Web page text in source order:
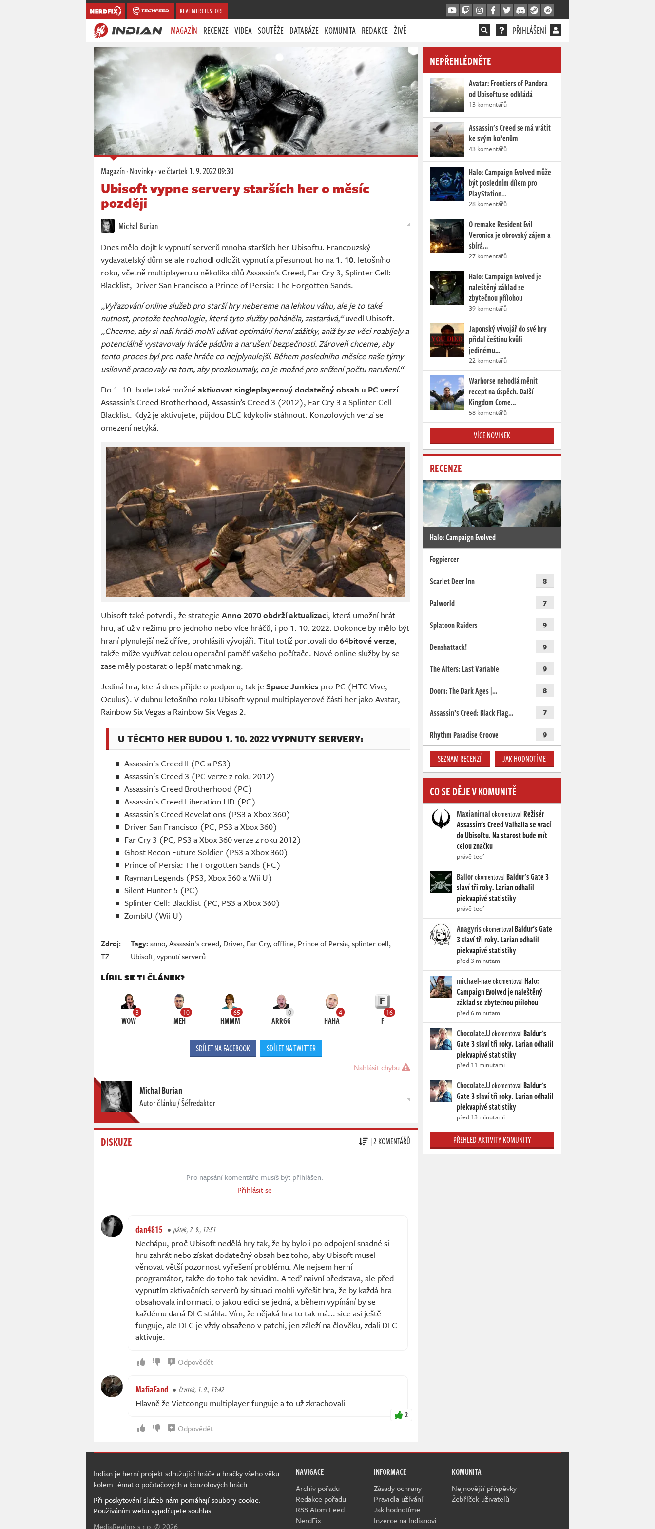
REALMERCH.STORE
MAGAZÍN RECENZE VIDEA SOUTĚŽE DATABÁZE KOMUNITA REDAKCE ŽIVĚ PŘIHLÁŠENÍ
Magazín·Novinky·ve čtvrtek1. 9. 2022 09:30
Ubisoft vypne servery starších her o měsíc
později
Michal Burian
Dnes mělo dojít k vypnutí serverů mnoha starších her Ubisoftu. Francouzský
vydavatelský dům se ale rozhodl odložit vypnutí a přesunout ho na 1. 10. letošního
roku, včetně multiplayeru u několika dílů Assassin’s Creed, Far Cry 3, Splinter Cell:
Blacklist, Driver San Francisco a Prince of Persia: The Forgotten Sands.
„Vyřazování online služeb pro starší hry nebereme na lehkou váhu, ale je to také
nutnost, protože technologie, která tyto služby poháněla, zastarává,“uvedl Ubisoft.
„Chceme, aby si naši hráči mohli užívat optimální herní zážitky, aniž by se věci rozbíjely a
potenciálně vystavovaly hráče pádům a narušení bezpečnosti. Zároveň chceme, aby
tento proces byl pro naše hráče co nejplynulejší. Během posledního měsíce naše týmy
usilovně pracovaly na tom, aby prozkoumaly, co je možné pro snížení počtu narušení.“
Do 1. 10. bude také možné aktivovat singleplayerový dodatečný obsah u PC verzí
Assassin’s Creed Brotherhood, Assassin’s Creed 3 (2012), Far Cry 3 a Splinter Cell
Blacklist. Když je aktivujete, půjdou DLC kdykoliv stáhnout. Konzolových verzí se
omezení netýká.
Ubisoft také potvrdil, že strategie Anno 2070 obdrží aktualizaci, která umožní hrát
hru, ať už v režimu pro jednoho nebo více hráčů, i po 1. 10. 2022. Dokonce by mělo být
hraní plynulejší než dříve, prohlásili vývojáři. Titul totiž portovali do 64bitové verze,
takže může využívat celou operační paměť vašeho počítače. Nové online služby by se
zase měly postarat o lepší matchmaking.
Jediná hra, která dnes přijde o podporu, tak je Space Junkies pro PC (HTC Vive,
Oculus). V dubnu letošního roku Ubisoft vypnul multiplayerové části her jako Avatar,
Rainbow Six Vegas a Rainbow Six Vegas 2.
U TĚCHTO HER BUDOU 1. 10. 2022 VYPNUTY SERVERY:
Assassin's Creed II (PC a PS3)
Assassin's Creed 3 (PC verze z roku 2012)
Assassin's Creed Brotherhood (PC)
Assassin's Creed Liberation HD (PC)
Assassin's Creed Revelations (PS3 a Xbox 360)
Driver San Francisco (PC, PS3 a Xbox 360)
Far Cry 3 (PC, PS3 a Xbox 360 verze z roku 2012)
Ghost Recon Future Soldier (PS3 a Xbox 360)
Prince of Persia: The Forgotten Sands (PC)
Rayman Legends (PS3, Xbox 360 a Wii U)
Silent Hunter 5 (PC)
Splinter Cell: Blacklist (PC, PS3 a Xbox 360)
ZombiU (Wii U)
Zdroj:
TZ
Tagy: anno,Assassin's creed, Driver, Far Cry,offline, Prince of Persia,splinter cell,
Ubisoft,vypnutí serverů
LÍBIL SE TI ČLÁNEK?
3
WOW
10
MEH
65
HMMM
0
ARRGG
4
HAHA
16
F
SDÍLET NA FACEBOOK SDÍLET NA TWITTER
Nahlásit chybu
Michal Burian
Autor článku / Šéfredaktor
DISKUZE | 2 KOMENTÁŘŮ
Pro napsání komentáře musíš být přihlášen.
Přihlásit se
dan4815 pátek, 2. 9., 12:51
Nechápu, proč Ubisoft nedělá hry tak, že by bylo i po odpojení snadné si
hru zahrát nebo získat dodatečný obsah bez toho, aby Ubisoft musel
věnovat větší pozornost vyřešení problému. Ale nejsem herní
programátor, takže do toho tak nevidím. A teď naivní představa, ale před
vypnutím aktivačních serverů by situaci mohli vyřešit hra, že by každá hra
obsahovala informaci, o jakou edici se jedná, a během vypínání by se
každému daná DLC stáhla. Vím, že nějaká hra to tak má... sice asi ještě
funguje, ale DLC je vždy obsaženo v patchi, jen záleží na člověku, zdali DLC
aktivuje.
Odpovědět
MafiaFand čtvrtek, 1. 9., 13:42
Hlavně že Vietcongu multiplayer funguje a to už zkrachovali
2
Odpovědět
NEPŘEHLÉDNĚTE
Avatar: Frontiers of Pandora
od Ubisoftu se odkládá
13 komentářů
Assassin's Creed se má vrátit
ke svým kořenům
43 komentářů
Halo: Campaign Evolved může
být posledním dílem pro
PlayStation…
28 komentářů
O remake Resident Evil
Veronica je obrovský zájem a
sbírá…
27 komentářů
Halo: Campaign Evolved je
naleštěný základ se
zbytečnou přílohou
39 komentářů
Japonský vývojář do své hry
přidal češtinu kvůli
jedinému…
22 komentářů
Warhorse nehodlá měnit
recept na úspěch. Další
Kingdom Come…
58 komentářů
VÍCE NOVINEK
RECENZE
Halo: Campaign Evolved
Fogpiercer
Scarlet Deer Inn
8
Palworld 7
Splatoon Raiders 9
Denshattack! 9
The Alters: Last Variable 9
Doom: The Dark Ages |… 8
Assassin’s Creed: Black Flag… 7
Rhythm Paradise Groove 9
SEZNAM RECENZÍ JAK HODNOTÍME
CO SE DĚJE V KOMUNITĚ
Maxianimalokomentoval Režisér
Assassin's Creed Valhalla se vrací
do Ubisoftu. Na starost bude mít
celou značku
právě teď
Ballorokomentoval Baldur's Gate 3
slaví tři roky. Larian odhalil
překvapivé statistiky
právě teď
Anagyrisokomentoval Baldur's Gate
3 slaví tři roky. Larian odhalil
překvapivé statistiky
před 3 minutami
michael-naeokomentoval Halo:
Campaign Evolved je naleštěný
základ se zbytečnou přílohou
před 6 minutami
ChocolateJJokomentoval Baldur's
Gate 3 slaví tři roky. Larian odhalil
překvapivé statistiky
před 11 minutami
ChocolateJJokomentoval Baldur's
Gate 3 slaví tři roky. Larian odhalil
překvapivé statistiky
před 13 minutami
PŘEHLED AKTIVITY KOMUNITY
NAVIGACE
Archiv pořadu
Redakce pořadu
RSS Atom Feed
NerdFix
INFORMACE
Zásady ochrany
Pravidla užívání
Jak hodnotíme
Inzerce na Indianovi
KOMUNITA
Nejnovější příspěvky
Žebříček uživatelů
Indian je herní projekt sdružující hráče a hráčky všeho věku
kolem témat o počítačových a konzolových hrách.
Při poskytování služeb nám pomáhají soubory cookie.
Používáním webu vyjadřujete souhlas.
MediaRealms s.r.o. © 2026